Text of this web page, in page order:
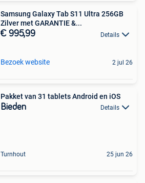
Samsung Galaxy Tab S11 Ultra 256GB
Zilver met GARANTIE &...
€ 995,99 Details
Bezoek website 2 jul 26
Pakket van 31 tablets Android en iOS
Bieden Details
Turnhout 25 jun 26